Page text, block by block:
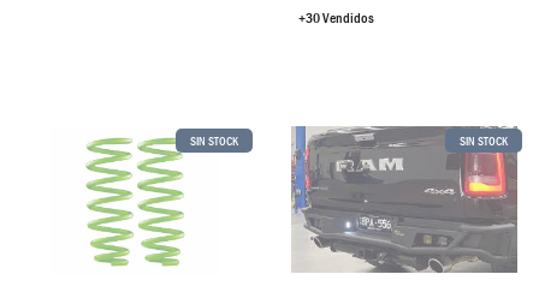
+30 Vendidos
SIN STOCK SIN STOCK